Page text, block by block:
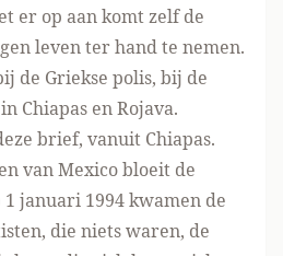
er op aan komt zelf de
leven ter hand te nemen.
de Griekse polis, bij de
Chiapas en Rojava.
brief, vanuit Chiapas.
van Mexico bloeit de
januari 1994 kwamen de
die niets waren, de